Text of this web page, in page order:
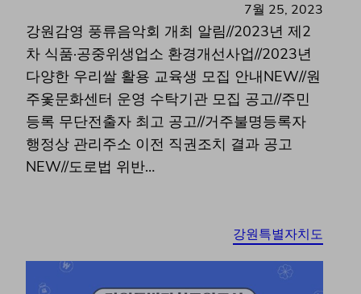
7월 25, 2023
강원감영 풍류음악회 개최 알림//2023년 제2
차 식품·공중위생업소 환경개선사업//2023년
다양한 우리쌀 활용 교육생 모집 안내NEW//원
주옻문화센터 운영 수탁기관 모집 공고//주민
등록 무단전출자 최고 공고//거주불명등록자
행정상 관리주소 이전 직권조치 결과 공고
NEW//도로법 위반…
강원특별자치도